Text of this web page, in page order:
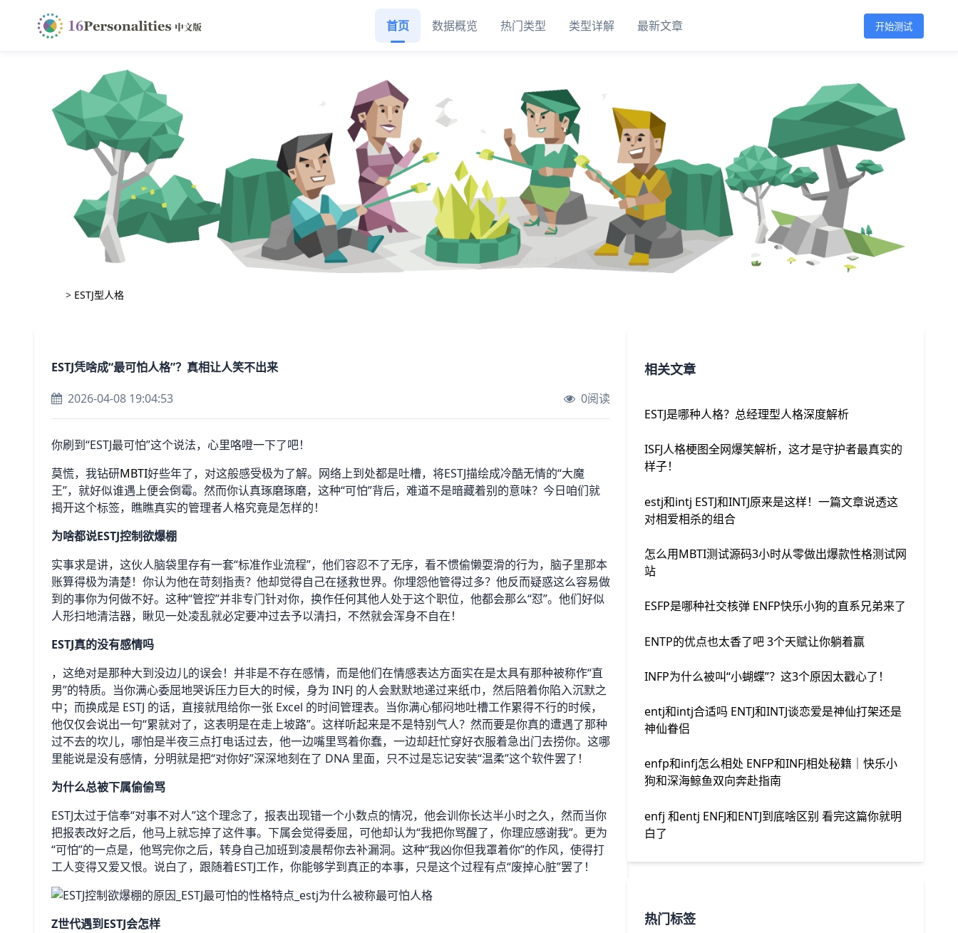
首页 数据概览 热门类型 类型详解 最新文章 开始测试
> ESTJ型人格
ESTJ凭啥成“最可怕人格”？真相让人笑不出来
2026-04-08 19:04:53
0阅读
你刷到“ESTJ最可怕”这个说法，心里咯噔一下了吧！
莫慌，我钻研MBTI好些年了，对这般感受极为了解。网络上到处都是吐槽，将ESTJ描绘成冷酷无情的“大魔
王”，就好似谁遇上便会倒霉。然而你认真琢磨琢磨，这种“可怕”背后，难道不是暗藏着别的意味？今日咱们就
揭开这个标签，瞧瞧真实的管理者人格究竟是怎样的！
为啥都说ESTJ控制欲爆棚
实事求是讲，这伙人脑袋里存有一套“标准作业流程”，他们容忍不了无序，看不惯偷懒耍滑的行为，脑子里那本
账算得极为清楚！你认为他在苛刻指责？他却觉得自己在拯救世界。你埋怨他管得过多？他反而疑惑这么容易做
到的事你为何做不好。这种“管控”并非专门针对你，换作任何其他人处于这个职位，他都会那么“怼”。他们好似
人形扫地清洁器，瞅见一处凌乱就必定要冲过去予以清扫，不然就会浑身不自在！
ESTJ真的没有感情吗
，这绝对是那种大到没边儿的误会！并非是不存在感情，而是他们在情感表达方面实在是太具有那种被称作“直
男”的特质。当你满心委屈地哭诉压力巨大的时候，身为 INFJ 的人会默默地递过来纸巾，然后陪着你陷入沉默之
中；而换成是 ESTJ 的话，直接就甩给你一张 Excel 的时间管理表。当你满心郁闷地吐槽工作累得不行的时候，
他仅仅会说出一句“累就对了，这表明是在走上坡路”。这样听起来是不是特别气人？然而要是你真的遭遇了那种
过不去的坎儿，哪怕是半夜三点打电话过去，他一边嘴里骂着你蠢，一边却赶忙穿好衣服着急出门去捞你。这哪
里能说是没有感情，分明就是把“对你好”深深地刻在了 DNA 里面，只不过是忘记安装“温柔”这个软件罢了！
为什么总被下属偷偷骂
ESTJ太过于信奉“对事不对人”这个理念了，报表出现错一个小数点的情况，他会训你长达半小时之久，然而当你
把报表改好之后，他马上就忘掉了这件事。下属会觉得委屈，可他却认为“我把你骂醒了，你理应感谢我”。更为
“可怕”的一点是，他骂完你之后，转身自己加班到凌晨帮你去补漏洞。这种“我凶你但我罩着你”的作风，使得打
工人变得又爱又恨。说白了，跟随着ESTJ工作，你能够学到真正的本事，只是这个过程有点“废掉心脏”罢了！
Z世代遇到ESTJ会怎样
相关文章
ESTJ是哪种人格？总经理型人格深度解析
ISFJ人格梗图全网爆笑解析，这才是守护者最真实的
样子！
estj和intj ESTJ和INTJ原来是这样！一篇文章说透这
对相爱相杀的组合
怎么用MBTI测试源码3小时从零做出爆款性格测试网
站
ESFP是哪种社交核弹 ENFP快乐小狗的直系兄弟来了
ENTP的优点也太香了吧 3个天赋让你躺着赢
INFP为什么被叫“小蝴蝶”？这3个原因太戳心了！
entj和intj合适吗 ENTJ和INTJ谈恋爱是神仙打架还是
神仙眷侣
enfp和infj怎么相处 ENFP和INFJ相处秘籍｜快乐小
狗和深海鲸鱼双向奔赴指南
enfj 和entj ENFJ和ENTJ到底啥区别 看完这篇你就明
白了
热门标签